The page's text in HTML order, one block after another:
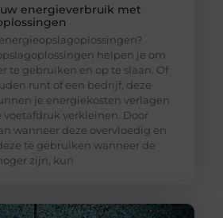
energieverbruik met
helpen je om
te gebruiken en op te slaan. Of
runt of een bedrijf, deze
je energiekosten verlagen
voetafdruk verkleinen. Door
wanneer deze overvloedig en
te gebruiken wanneer de
zijn, kun